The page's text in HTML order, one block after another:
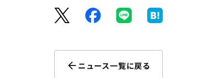
ニュース一覧に戻る